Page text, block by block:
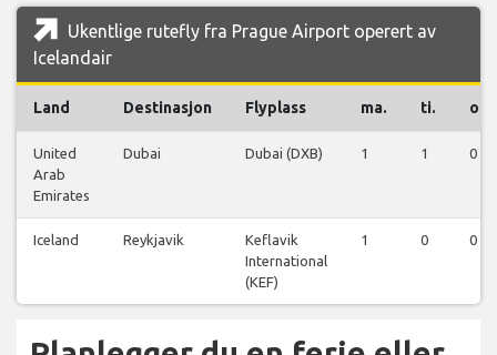
Ukentlige rutefly fra Prague Airport operert av
Icelandair
Land Destinasjon Flyplass ma. ti. on.
United
Arab
Emirates
Dubai Dubai (DXB) 1 1 0
Iceland Reykjavik
Keflavik
International
(KEF)
1 0 0